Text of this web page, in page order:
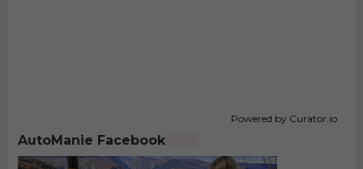
Powered by Curator.io
AutoManie Facebook